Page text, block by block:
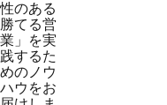
性のある
勝てる営
業」を実
践するた
めのノウ
ハウをお